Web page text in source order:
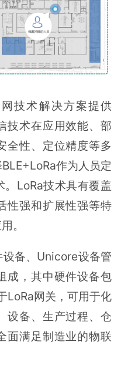
技术解决方案提供
技术在应用效能、部
全性、定位精度等多
作为人员定
LoRa技术具有覆盖
性强和扩展性强等特
。
备、Unicore设备管
成，其中硬件设备包
LoRa网关，可用于化
设备、生产过程、仓
面满足制造业的物联